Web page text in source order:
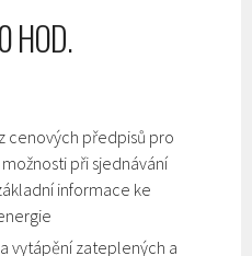
HOD.
cenových předpisů pro
při sjednávání
informace ke
vytápění zateplených a